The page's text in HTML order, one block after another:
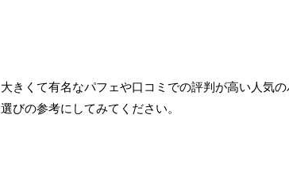
大きくて有名なパフェや口コミでの評判が高い人気
選びの参考にしてみてください。